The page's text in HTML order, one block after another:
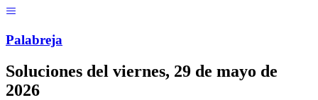
Palabreja
Soluciones del viernes, 29 de mayo de
2026